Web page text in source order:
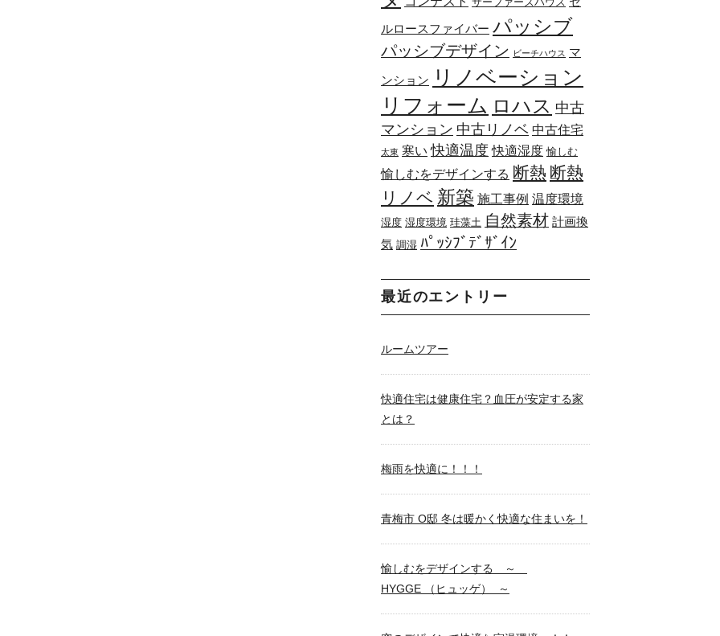
ルロースファイバー パッシブ
パッシブデザイン ビーチハウス マ
ンション リノベーション
リフォーム ロハス 中古
マンション 中古リノベ 中古住宅
太東 寒い 快適温度 快適湿度 愉しむ
愉しむをデザインする 断熱 断熱
リノベ 新築 施工事例 温度環境
湿度 湿度環境 珪藻土 自然素材 計画換
気 調湿 ﾊﾟｯｼﾌﾞﾃﾞｻﾞｲﾝ
最近のエントリー
ルームツアー
快適住宅は健康住宅？血圧が安定する家
とは？
梅雨を快適に！！！
青梅市 O邸 冬は暖かく快適な住まいを！
愉しむをデザインする ～
HYGGE （ヒュッゲ） ～